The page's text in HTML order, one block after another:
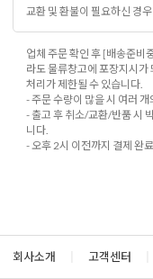
교환 및 환불이 필요하신 경
업체 주문 확인 후 [배송준비
라도 물류창고에 포장지시가
처리가 제한될 수 있습니다.
- 주문 수량이 많을 시 여러
- 출고 후 취소/교환/반품 시
니다.
- 오후 2시 이전까지 결제 완
회사소개 고객센터